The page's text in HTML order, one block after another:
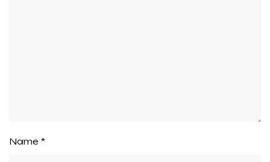
Name *